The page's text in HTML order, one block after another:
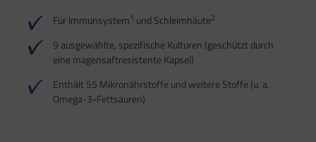
Für Immunsystem1 und Schleimhäute2
9 ausgewählte, spezifische Kulturen (geschützt durch
eine magensaftresistente Kapsel)
Enthält 55 Mikronährstoffe und weitere Stoffe (u. a.
Omega-3-Fettsäuren)
4